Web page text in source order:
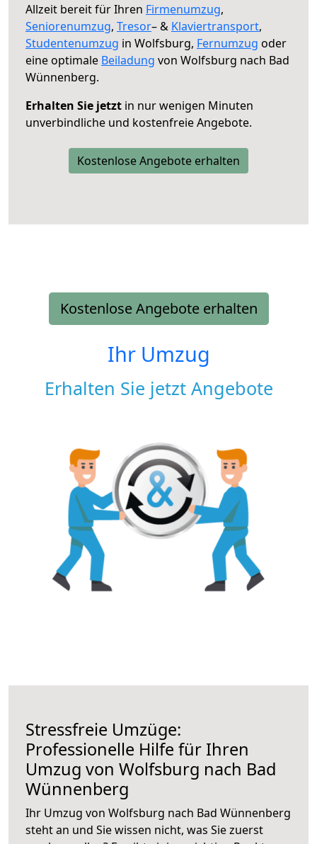
Allzeit bereit für Ihren Firmenumzug,
Seniorenumzug, Tresor– & Klaviertransport,
Studentenumzug in Wolfsburg, Fernumzug oder
eine optimale Beiladung von Wolfsburg nach Bad
Wünnenberg.
Erhalten Sie jetzt in nur wenigen Minuten
unverbindliche und kostenfreie Angebote.
Kostenlose Angebote erhalten
Kostenlose Angebote erhalten
Ihr Umzug
Erhalten Sie jetzt Angebote
Stressfreie Umzüge:
Professionelle Hilfe für Ihren
Umzug von Wolfsburg nach Bad
Wünnenberg
Ihr Umzug von Wolfsburg nach Bad Wünnenberg
steht an und Sie wissen nicht, was Sie zuerst